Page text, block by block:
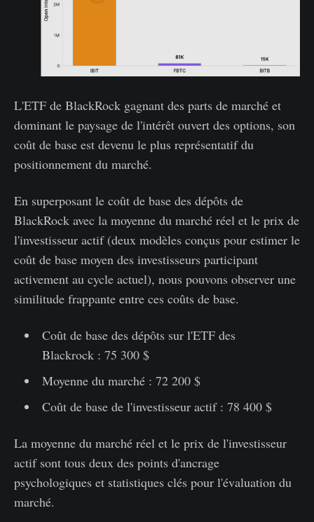
L'ETF de BlackRock gagnant des parts de marché et
dominant le paysage de l'intérêt ouvert des options, son
coût de base est devenu le plus représentatif du
positionnement du marché.
En superposant le coût de base des dépôts de
BlackRock avec la moyenne du marché réel et le prix de
l'investisseur actif (deux modèles conçus pour estimer le
coût de base moyen des investisseurs participant
activement au cycle actuel), nous pouvons observer une
similitude frappante entre ces coûts de base.
Coût de base des dépôts sur l'ETF des
Blackrock : 75 300 $
Moyenne du marché : 72 200 $
Coût de base de l'investisseur actif : 78 400 $
La moyenne du marché réel et le prix de l'investisseur
actif sont tous deux des points d'ancrage
psychologiques et statistiques clés pour l'évaluation du
marché.